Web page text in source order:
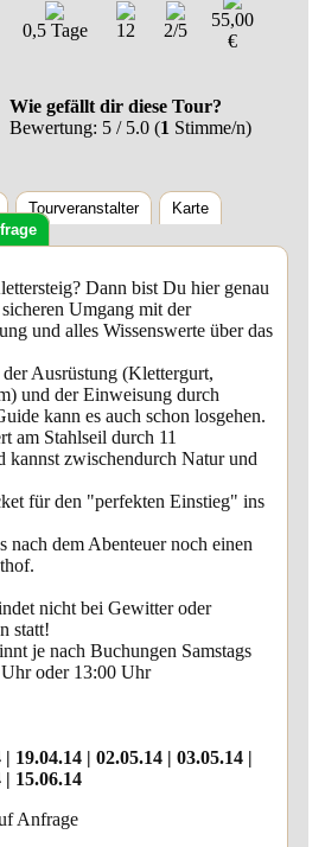
0,5 Tage 12 2/5
55,00
€
Wie gefällt dir diese Tour?
Bewertung: 5/ 5.0 (1 Stimme/n)
Tourveranstalter
Karte
Dann bist Du hier genau
Umgang mit der
und alles Wissenswerte über das
Ausrüstung (Klettergurt,
und der Einweisung durch
kann es auch schon losgehen.
am Stahlseil durch 11
kannst zwischendurch Natur und
für den "perfekten Einstieg" ins
nach dem Abenteuer noch einen
nicht bei Gewitter oder
statt!
je nach Buchungen Samstags
oder 13:00 Uhr
19.04.14 | 02.05.14 | 03.05.14 |
| 15.06.14
Anfrage